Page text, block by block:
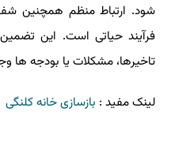
شود. ارتباط منظم همچنین
فرآیند حیاتی است. این
تاخیرها، مشکلات یا بودجه ها
لینک مفید : بازسازی خانه کلنگی